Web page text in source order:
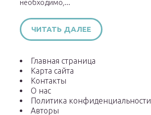
необходимо,...
ЧИТАТЬ ДАЛЕЕ
Главная страница
Карта сайта
Контакты
О нас
Политика конфиденциальности
Авторы